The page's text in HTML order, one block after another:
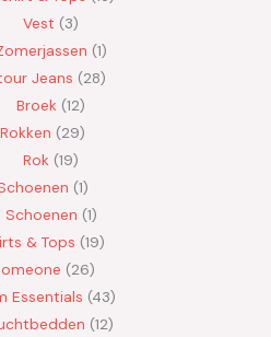
Vest
3
1
Jeans
28
Broek 12
Rokken
29
Rok 19
1
Schoenen 1
& Tops 19
26
Essentials 43
12